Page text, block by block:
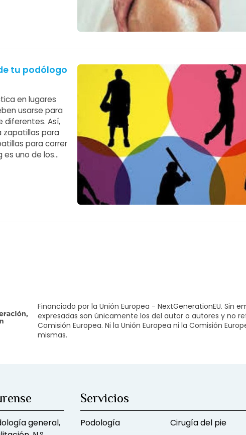
tu podólogo
en lugares
usarse para
Así,
zapatillas para
para correr
es uno de los
Financiado por la Unión Europea - NextGenerationEU. Sin
expresadas son únicamente los del autor o autores y no
Comisión Europea. Ni la Unión Europea ni la Comisión
mismas.
general,
Servicios
Podología
Cirugía del pie